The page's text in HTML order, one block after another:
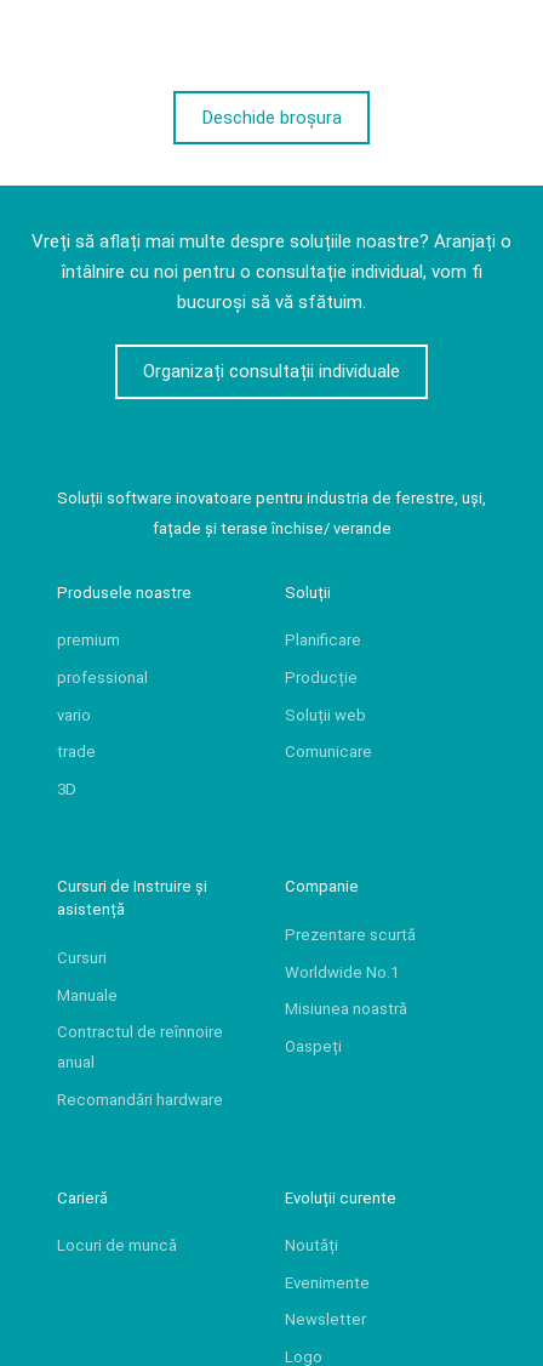
Deschide broșura
Vreți să aflați mai multe despre soluțiile noastre? Aranjați o
întâlnire cu noi pentru o consultație individual, vom fi
bucuroși să vă sfătuim.
Organizați consultații individuale
Soluții software inovatoare pentru industria de ferestre, uși,
fațade și terase închise/ verande
Produsele noastre
premium
professional
vario
trade
3D
Soluții
Planificare
Producție
Soluții web
Comunicare
Cursuri de Instruire și
asistență
Cursuri
Manuale
Contractul de reînnoire
anual
Recomandări hardware
Companie
Prezentare scurtă
Worldwide No.1
Misiunea noastră
Oaspeți
Carieră
Locuri de muncă
Evoluții curente
Noutăți
Evenimente
Newsletter
Logo